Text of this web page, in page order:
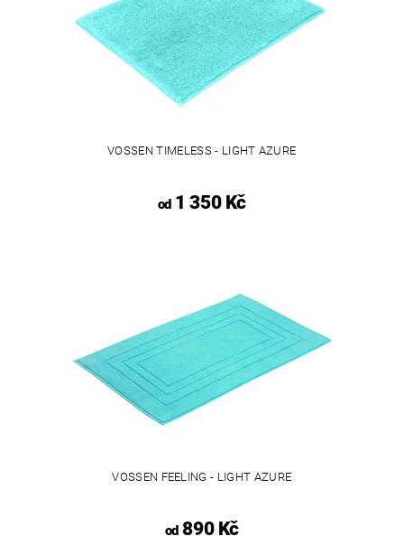
VOSSEN TIMELESS - LIGHT AZURE
od1 350 Kč
VOSSEN FEELING - LIGHT AZURE
od890 Kč